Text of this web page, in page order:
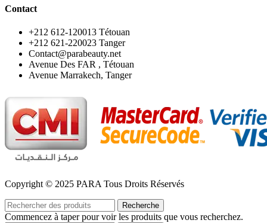
Contact
‪+212 612-120013 Tétouan
‪+212 621-220023 Tanger
Contact@parabeauty.net
Avenue Des FAR , Tétouan
Avenue Marrakech, Tanger
Copyright © 2025 PARA Tous Droits Réservés
Recherche
Commencez à taper pour voir les produits que vous recherchez.